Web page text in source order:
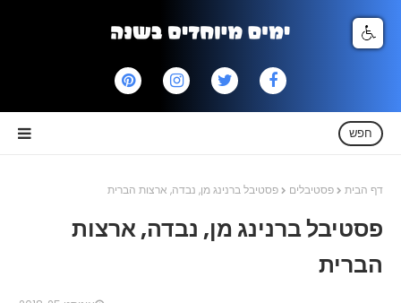
חפש
דף הבית פסטיבלים פסטיבל ברנינג מן, נבדה, ארצות הברית
פסטיבל ברנינג מן, נבדה, ארצות
הברית